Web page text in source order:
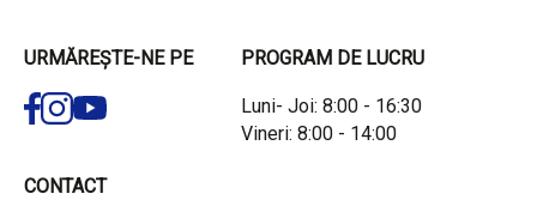
URMĂREȘTE-NE PE PROGRAM DE LUCRU
Luni- Joi: 8:00 - 16:30
Vineri: 8:00 - 14:00
CONTACT